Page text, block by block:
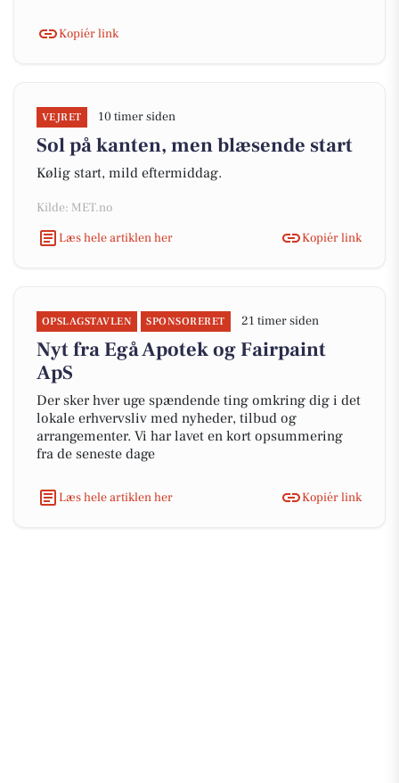
Kopiér link
VEJRET 10 timer siden
Sol på kanten, men blæsende start
Kølig start, mild eftermiddag.
Kilde: MET.no
Læs hele artiklen her
Kopiér link
OPSLAGSTAVLEN SPONSORERET 21 timer siden
Nyt fra Egå Apotek og Fairpaint
ApS
Der sker hver uge spændende ting omkring dig i det
lokale erhvervsliv med nyheder, tilbud og
arrangementer. Vi har lavet en kort opsummering
fra de seneste dage
Læs hele artiklen her Kopiér link